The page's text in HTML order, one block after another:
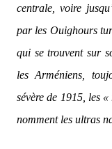
centrale, voire
par les Ouighours
qui se trouvent sur
les Arméniens,
sévère de 1915, les
nomment les ultras